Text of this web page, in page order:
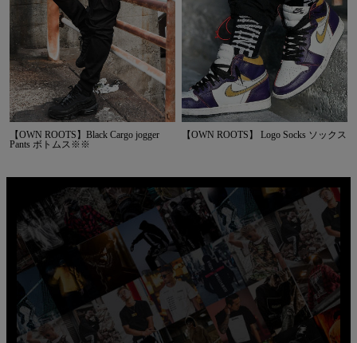
【OWN ROOTS】Black Cargo jogger
Pants ボトムス※※
【OWN ROOTS】 Logo Socks ソックス